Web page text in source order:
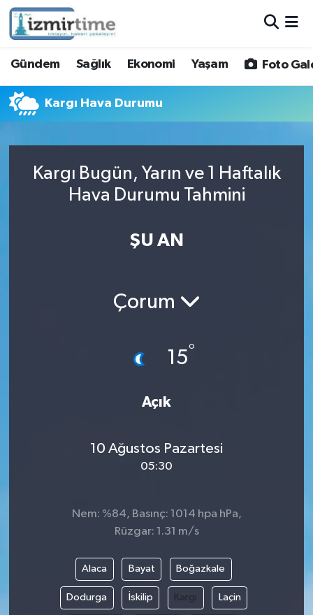
Gündem Sağlık Ekonomi Yaşam Foto
Kargı Hava Durumu
Kargı Bugün, Yarın ve 1 Haftalık
Hava Durumu Tahmini
ŞU AN
Çorum
15°
Açık
10 Ağustos Pazartesi
05:30
Nem: %84, Basınç: 1014 hpa hPa,
Rüzgar: 1.31 m/s
Alaca Bayat Boğazkale
Dodurga İskilip Kargı Laçin
Sağlık
Ekonomi
Foto Galeri
Hava Durumu
İzmir Namaz Vakitleri
Süper Lig Puan Durumu ve Fikstür